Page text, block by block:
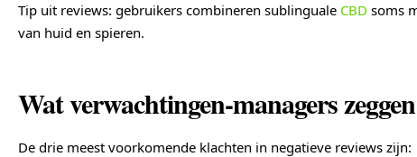
Tip uit reviews: gebruikers combineren sublinguale CBD soms
van huid en spieren.
Wat verwachtingen-managers zeggen
De drie meest voorkomende klachten in negatieve reviews zijn: